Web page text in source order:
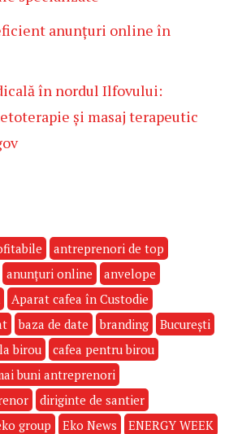
anunțuri online în
în nordul Ilfovului:
și masaj terapeutic
antreprenori de top
anunțuri online
anvelope
Aparat cafea în Custodie
baza de date branding
București
birou
cafea pentru birou
buni antreprenori
diriginte de santier
group Eko News
ENERGY WEEK